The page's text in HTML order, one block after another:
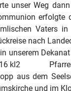
unser Weg
erfolgte
Vaters
nach
unserem
aus dem
und im